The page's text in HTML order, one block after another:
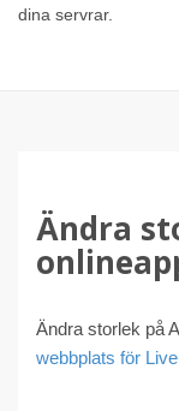
dina servrar.
Ändra
Ändra storlek på
webbplats för